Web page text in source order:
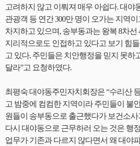
고려하지 않고 이뤄져 매우 아쉽다. 대야
관광객 등 연간 300만 명이 오가는 지역
차지하고 있으며, 송부동과는 왕복 8차선
지리적으로도 인접하고 있다고 보기 힘
고 있다. 주민들은 치안행정을 믿지 못하
달라”고 요청하였다.
최평숙 대야동주민자치회장은 “수리산
고 밤중에 컴컴한 지역이라 주민들이 불
원들이 송부동으로 출근했다가 보건소사
다시 대야동으로 근무하러 오는 것은 행
업무가 기존과 다르지 않다면서 왜 대야